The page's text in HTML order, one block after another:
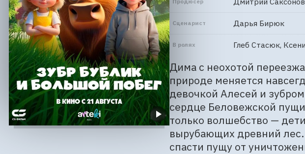
Сценарист Дарья Бирюк
В ролях Глеб Стасюк,
Дима с неохотой
природе меняется
девочкой Алесей и
сердце Беловежской
только волшебство —
вырубающих древний лес.
спасти пущу от